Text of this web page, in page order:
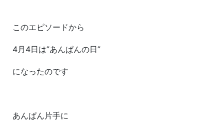
このエピソードから
4月4日は”あんぱんの日”
になったのです
あんぱん片手に